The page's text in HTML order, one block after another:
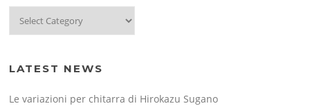
LATEST NEWS
Le variazioni per chitarra di Hirokazu Sugano